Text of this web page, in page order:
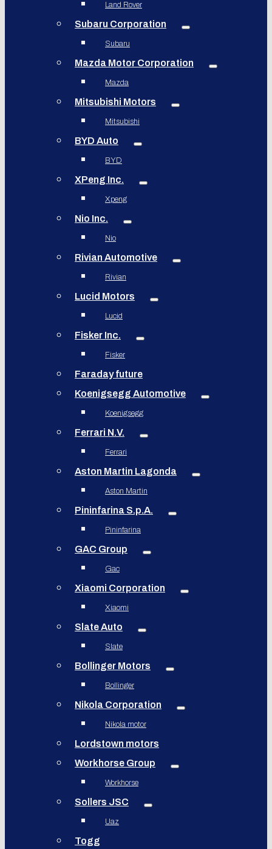
Land Rover
Subaru Corporation
Subaru
Mazda Motor Corporation
Mazda
Mitsubishi Motors
Mitsubishi
BYD Auto
BYD
XPeng Inc.
Xpeng
Nio Inc.
Nio
Rivian Automotive
Rivian
Lucid Motors
Lucid
Fisker Inc.
Fisker
Faraday future
Koenigsegg Automotive
Koenigsegg
Ferrari N.V.
Ferrari
Aston Martin Lagonda
Aston Martin
Pininfarina S.p.A.
Pininfarina
GAC Group
Gac
Xiaomi Corporation
Xiaomi
Slate Auto
Slate
Bollinger Motors
Bollinger
Nikola Corporation
Nikola motor
Lordstown motors
Workhorse Group
Workhorse
Sollers JSC
Uaz
Togg